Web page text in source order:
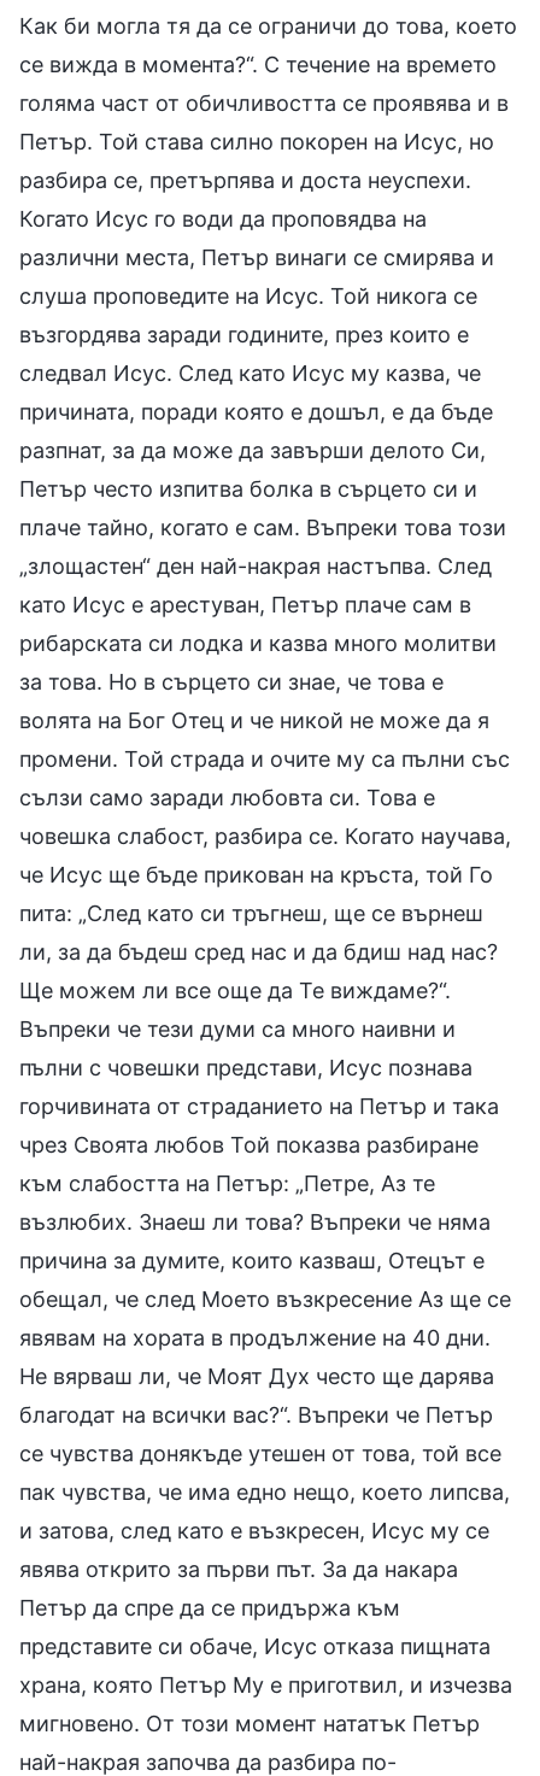
Как би могла тя да се ограничи до това, което
се вижда в момента?“. С течение на времето
голяма част от обичливостта се проявява и в
Петър. Той става силно покорен на Исус, но
разбира се, претърпява и доста неуспехи.
Когато Исус го води да проповядва на
различни места, Петър винаги се смирява и
слуша проповедите на Исус. Той никога се
възгордява заради годините, през които е
следвал Исус. След като Исус му казва, че
причината, поради която е дошъл, е да бъде
разпнат, за да може да завърши делото Си,
Петър често изпитва болка в сърцето си и
плаче тайно, когато е сам. Въпреки това този
„злощастен“ ден най-накрая настъпва. След
като Исус е арестуван, Петър плаче сам в
рибарската си лодка и казва много молитви
за това. Но в сърцето си знае, че това е
волята на Бог Отец и че никой не може да я
промени. Той страда и очите му са пълни със
сълзи само заради любовта си. Това е
човешка слабост, разбира се. Когато научава,
че Исус ще бъде прикован на кръста, той Го
пита: „След като си тръгнеш, ще се върнеш
ли, за да бъдеш сред нас и да бдиш над нас?
Ще можем ли все още да Те виждаме?“.
Въпреки че тези думи са много наивни и
пълни с човешки представи, Исус познава
горчивината от страданието на Петър и така
чрез Своята любов Той показва разбиране
към слабостта на Петър: „Петре, Аз те
възлюбих. Знаеш ли това? Въпреки че няма
причина за думите, които казваш, Отецът е
обещал, че след Моето възкресение Аз ще се
явявам на хората в продължение на 40 дни.
Не вярваш ли, че Моят Дух често ще дарява
благодат на всички вас?“. Въпреки че Петър
се чувства донякъде утешен от това, той все
пак чувства, че има едно нещо, което липсва,
и затова, след като е възкресен, Исус му се
явява открито за първи път. За да накара
Петър да спре да се придържа към
представите си обаче, Исус отказа пищната
храна, която Петър Му е приготвил, и изчезва
мигновено. От този момент нататък Петър
най-накрая започва да разбира по-